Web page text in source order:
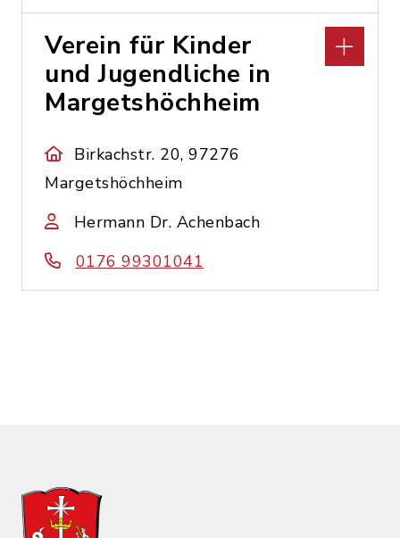
Verein für Kinder
und Jugendliche in
Margetshöchheim
Birkachstr. 20, 97276
Margetshöchheim
Hermann Dr. Achenbach
0176 99301041